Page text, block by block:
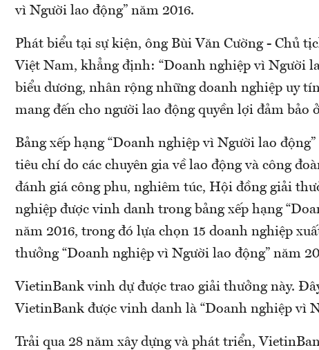
vì Người lao động” năm 2016.
Phát biểu tại sự kiện, ông Bùi Văn Cường - Chủ
Việt Nam, khẳng định: “Doanh nghiệp vì Người
biểu dương, nhân rộng những doanh nghiệp uy
mang đến cho người lao động quyền lợi đảm bảo
Bảng xếp hạng “Doanh nghiệp vì Người lao
tiêu chí do các chuyên gia về lao động và công
đánh giá công phu, nghiêm túc, Hội đồng giải
nghiệp được vinh danh trong bảng xếp hạng
năm 2016, trong đó lựa chọn 15 doanh nghiệp
thưởng “Doanh nghiệp vì Người lao động” năm
VietinBank vinh dự được trao giải thưởng này.
VietinBank được vinh danh là “Doanh nghiệp vì
Trải qua 28 năm xây dựng và phát triển,